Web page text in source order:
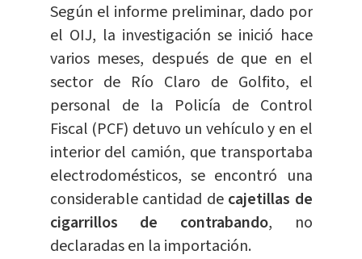
Según el informe preliminar, dado por
el OIJ, la investigación se inició hace
varios meses, después de que en el
sector de Río Claro de Golfito, el
personal de la Policía de Control
Fiscal (PCF) detuvo un vehículo y en el
interior del camión, que transportaba
electrodomésticos, se encontró una
considerable cantidad decajetillas de
cigarrillos de contrabando, no
declaradas en la importación.